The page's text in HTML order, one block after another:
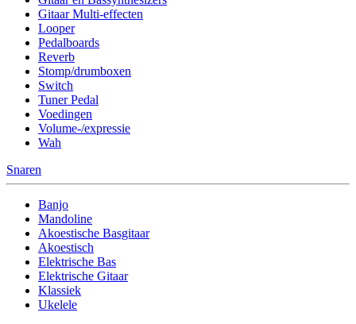
Gitaar Multi-effecten
Looper
Pedalboards
Reverb
Stomp/drumboxen
Switch
Tuner Pedal
Voedingen
Volume-/expressie
Wah
Snaren
Banjo
Mandoline
Akoestische Basgitaar
Akoestisch
Elektrische Bas
Elektrische Gitaar
Klassiek
Ukelele